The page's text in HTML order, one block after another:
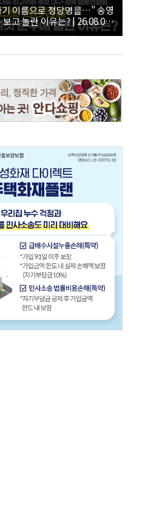
이름으로 정당명을…” 송영
고 놀란 이유는? | 26.08.09
대표·최고위원 후보 대구·경